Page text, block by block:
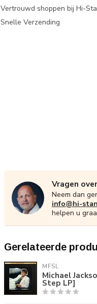
Vertrouwd shoppen bij Hi-
Snelle Verzending
Vragen
Neem dan
info@hi-
helpen u
Gerelateerde
MFSL
Michael
Step LP]